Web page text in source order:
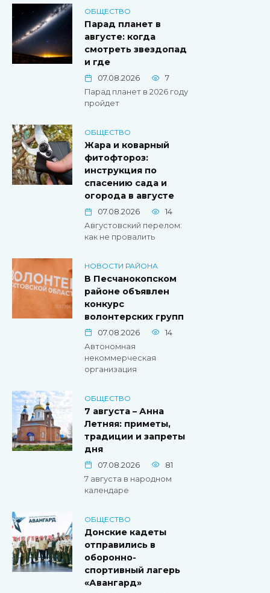
ОБЩЕСТВО
Парад планет в
августе: когда
смотреть звездопад
и где
07.08.2026
7
Парад планет в 2026 году
пройдет
ОБЩЕСТВО
Жара и коварный
фитофтороз:
инструкция по
спасению сада и
огорода в августе
07.08.2026
14
Августовский перелом:
как не провалить
НОВОСТИ РАЙОНА
В Песчанокопском
районе объявлен
конкурс
волонтерских групп
07.08.2026
14
Автономная
некоммерческая
организация
ОБЩЕСТВО
7 августа – Анна
Летняя: приметы,
традиции и запреты
дня
07.08.2026
81
7 августа в народном
календаре
ОБЩЕСТВО
Донские кадеты
отправились в
оборонно-
спортивный лагерь
«Авангард»